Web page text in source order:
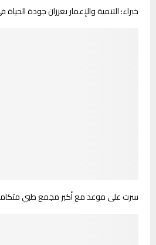
خبراء: التنمية والإعمار يعززان جودة الحياة
سرت على موعد مع أكبر مجمع طبي